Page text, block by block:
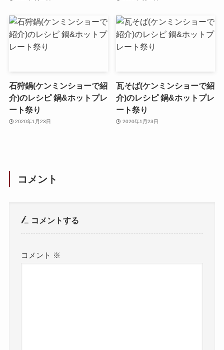
石狩鍋(ケンミンショーで紹
介)のレシピ 鍋&ホットプレ
ート祭り
2020年1月23日
瓦そば(ケンミンショーで紹
介)のレシピ 鍋&ホットプレ
ート祭り
2020年1月23日
コメント
コメントする
コメント ※